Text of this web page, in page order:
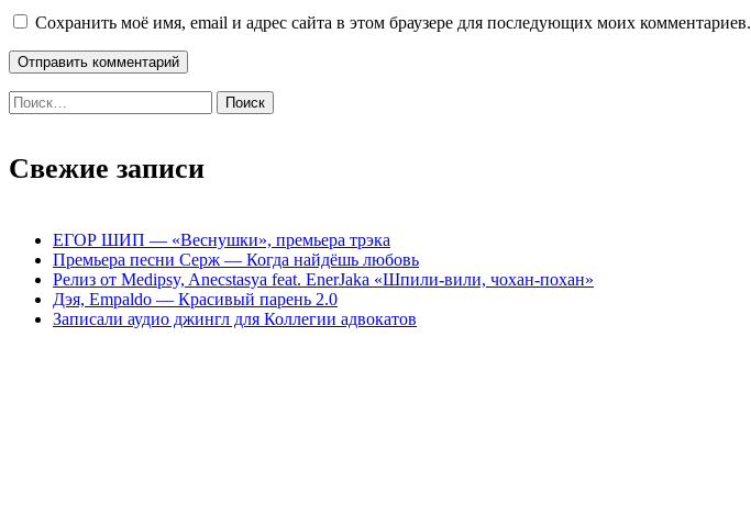
Сохранить моё имя, email и адрес сайта в этом браузере для последующих моих комментариев.
Найти:
Свежие записи
ЕГОР ШИП — «Веснушки», премьера трэка
Премьера песни Серж — Когда найдёшь любовь
Релиз от Medipsy, Anecstasya feat. EnerJaka «Шпили-вили, чохан-похан»
Дэя, Empaldo — Красивый парень 2.0
Записали аудио джингл для Коллегии адвокатов